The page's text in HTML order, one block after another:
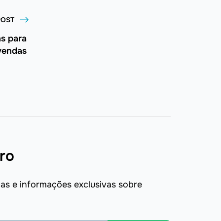
para
e informações exclusivas sobre